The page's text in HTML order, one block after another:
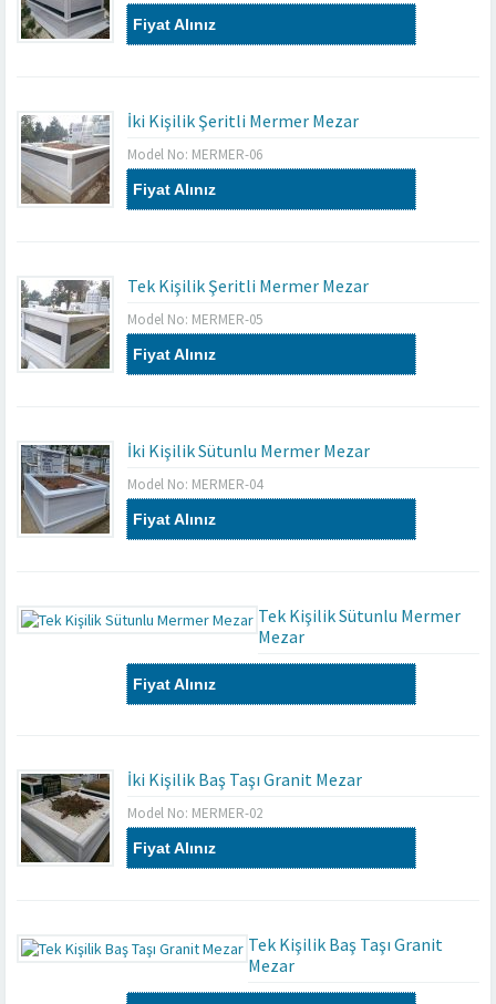
Fiyat Alınız
İki Kişilik Şeritli Mermer Mezar
Model No: MERMER-06
Fiyat Alınız
Tek Kişilik Şeritli Mermer Mezar
Model No: MERMER-05
Fiyat Alınız
İki Kişilik Sütunlu Mermer Mezar
Model No: MERMER-04
Fiyat Alınız
Tek Kişilik Sütunlu Mermer
Mezar
Model No: MERMER-03
Fiyat Alınız
İki Kişilik Baş Taşı Granit Mezar
Model No: MERMER-02
Fiyat Alınız
Tek Kişilik Baş Taşı Granit
Mezar
Model No: MERMER-01